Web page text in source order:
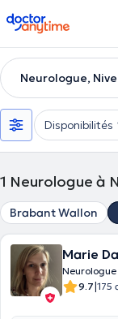
doctoranytime
Neurologue,
Disponibilités
1 Neurologue à
Brabant Wallon
Marie
Neurologue
9.7|175